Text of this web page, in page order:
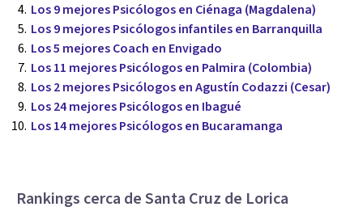
Los 9 mejores Psicólogos en Ciénaga (Magdalena)
Los 9 mejores Psicólogos infantiles en Barranquilla
Los 5 mejores Coach en Envigado
Los 11 mejores Psicólogos en Palmira (Colombia)
Los 2 mejores Psicólogos en Agustín Codazzi (Cesar)
Los 24 mejores Psicólogos en Ibagué
Los 14 mejores Psicólogos en Bucaramanga
Rankings cerca de Santa Cruz de Lorica